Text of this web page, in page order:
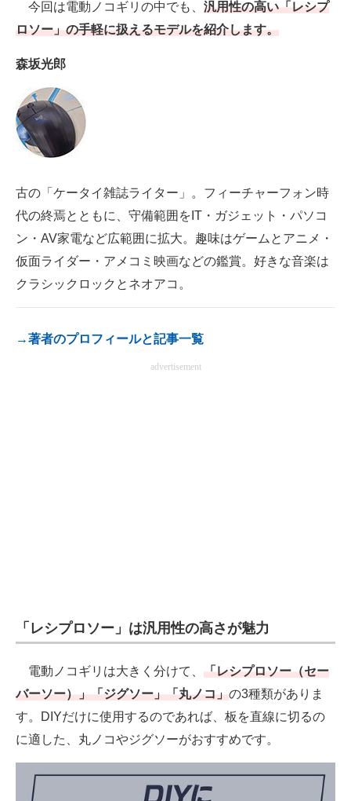
企業ITのトレンドを詳説
経営リーダーのコミュニティ
マーケ×ITの今がよく分かる
ITエンジニア向け専門サイト
企業向けIT製品の総合サイト
製造業のIT導入・活用を支援
モノづくり技術者専門サイト
電子設計の基本と応用
エネルギーの専門メディア
今回は電動ノコギリの中でも、 汎用性の高い「レシプ
ロソー」の手軽に扱えるモデルを紹介します。
森坂光郎
古の「ケータイ雑誌ライター」。フィーチャーフォン時
代の終焉とともに、守備範囲をIT・ガジェット・パソコ
ン・AV家電など広範囲に拡大。趣味はゲームとアニメ・
仮面ライダー・アメコミ映画などの鑑賞。好きな音楽は
クラシックロックとネオアコ。
→著者のプロフィールと記事一覧
advertisement
「レシプロソー」は汎用性の高さが魅力
電動ノコギリは大きく分けて、 「レシプロソー（セー
バーソー）」「ジグソー」「丸ノコ」の3種類がありま
す。DIYだけに使用するのであれば、板を直線に切るの
に適した、丸ノコやジグソーがおすすめです。